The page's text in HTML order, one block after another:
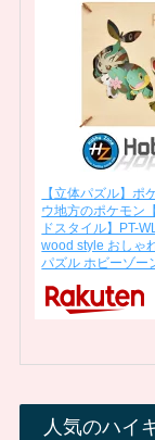
【立体パズル】
ウ地方のポケモン
ドスタイル】PT-
wood style おしゃ
パズル ホビーゾー
人気のハイ